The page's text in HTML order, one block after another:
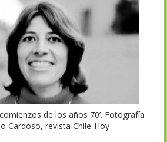
de los años 70’. Fotografía
Cardoso, revista Chile-Hoy